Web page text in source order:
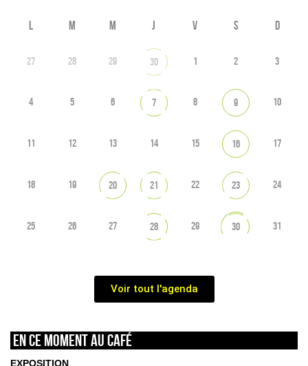
L M M J V S D
27 28 29 30 1 2 3
4 5 6 7 8 9 10
11 12 13 14 15 16 17
18 19 20 21 22 23 24
25 26 27 28 29 30 31
Voir tout l'agenda
En ce moment au café
EXPOSITION